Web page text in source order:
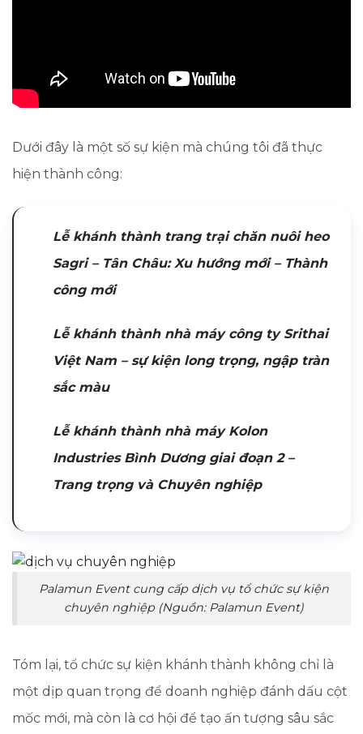
Dưới đây là một số sự kiện mà chúng tôi đã thực
hiện thành công:
Lễ khánh thành trang trại chăn nuôi heo
Sagri – Tân Châu: Xu hướng mới – Thành
công mới
Lễ khánh thành nhà máy công ty Srithai
Việt Nam – sự kiện long trọng, ngập tràn
sắc màu
Lễ khánh thành nhà máy Kolon
Industries Bình Dương giai đoạn 2 –
Trang trọng và Chuyên nghiệp
Palamun Event cung cấp dịch vụ tổ chức sự kiện
chuyên nghiệp (Nguồn: Palamun Event)
Tóm lại, tổ chức sự kiện khánh thành không chỉ là
một dịp quan trọng để doanh nghiệp đánh dấu cột
mốc mới, mà còn là cơ hội để tạo ấn tượng sâu sắc